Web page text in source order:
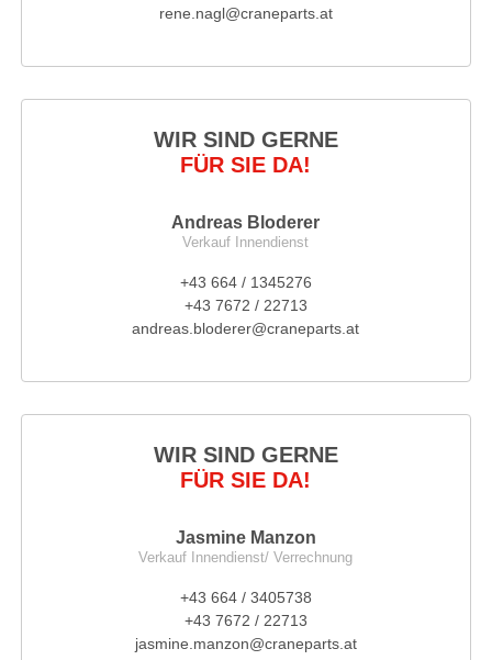
rene.nagl@craneparts.at
WIR SIND GERNE
FÜR SIE DA!
Andreas Bloderer
Verkauf Innendienst
+43 664 / 1345276
+43 7672 / 22713
andreas.bloderer@craneparts.at
WIR SIND GERNE
FÜR SIE DA!
Jasmine Manzon
Verkauf Innendienst/ Verrechnung
+43 664 / 3405738
+43 7672 / 22713
jasmine.manzon@craneparts.at